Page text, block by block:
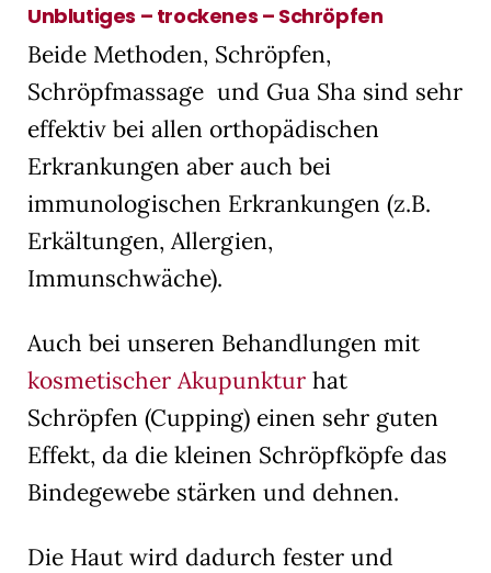
Unblutiges – trockenes – Schröpfen
Beide Methoden, Schröpfen,
Schröpfmassage und Gua Sha sind sehr
effektiv bei allen orthopädischen
Erkrankungen aber auch bei
immunologischen Erkrankungen (z.B.
Erkältungen, Allergien,
Immunschwäche).
Auch bei unseren Behandlungen mit
kosmetischer Akupunktur hat
Schröpfen (Cupping) einen sehr guten
Effekt, da die kleinen Schröpfköpfe das
Bindegewebe stärken und dehnen.
Die Haut wird dadurch fester und